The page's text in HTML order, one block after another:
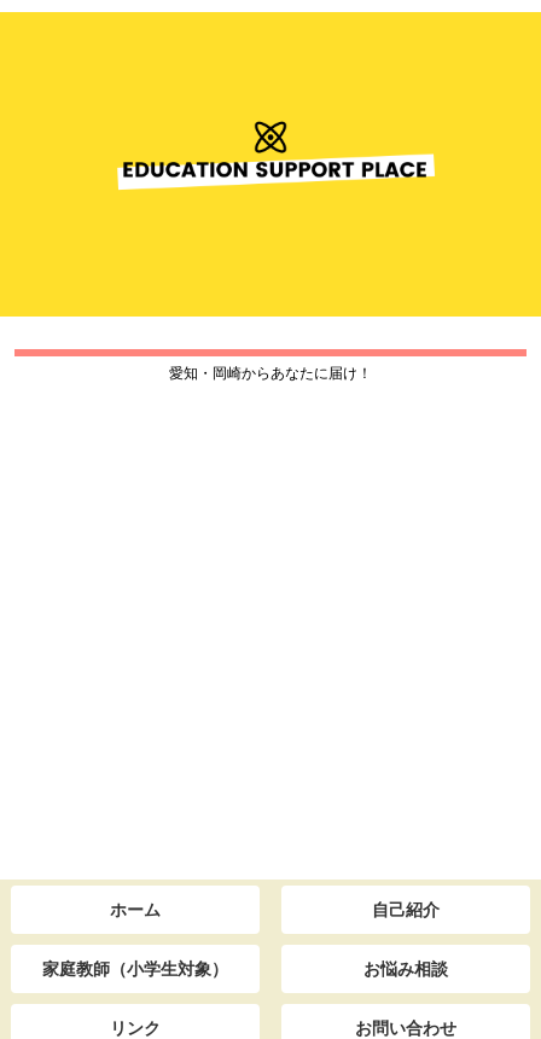
愛知・岡崎からあなたに届け！
ホーム 自己紹介
家庭教師（小学生対象） お悩み相談
リンク お問い合わせ